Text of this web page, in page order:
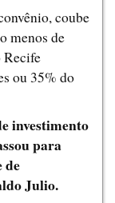
coube
menos de
ou 35% do
investimento
para
de
Julio.